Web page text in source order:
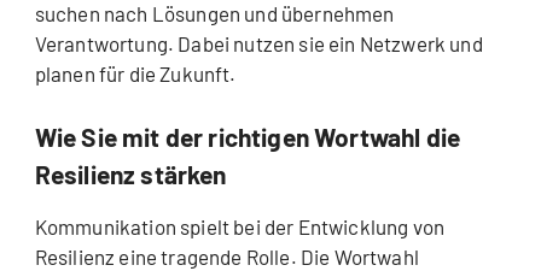
suchen nach Lösungen und übernehmen
Verantwortung. Dabei nutzen sie ein Netzwerk und
planen für die Zukunft.
Wie Sie mit der richtigen Wortwahl die
Resilienz stärken
Kommunikation spielt bei der Entwicklung von
Resilienz eine tragende Rolle. Die Wortwahl